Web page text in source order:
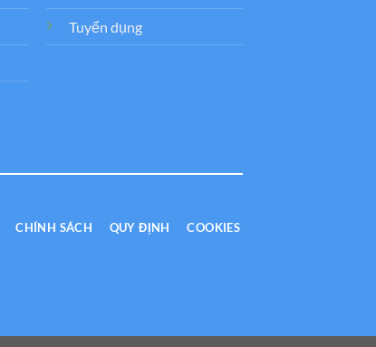
Tuyển dụng
CHÍNH SÁCH QUY ĐỊNH COOKIES